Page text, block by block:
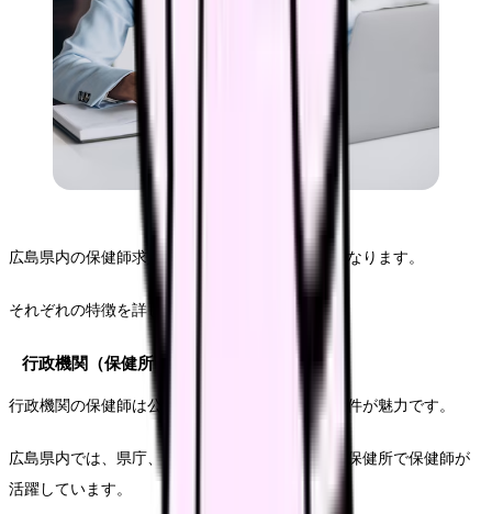
広島県内の保健師求人は職域によっても大きく異なります。
それぞれの特徴を詳しく見ていきましょう。
行政機関（保健所・市町村）の保健師求人
行政機関の保健師は公務員として安定した雇用条件が魅力です。
広島県内では、県庁、14市9町の自治体、7カ所の保健所で保健師が
活躍しています。